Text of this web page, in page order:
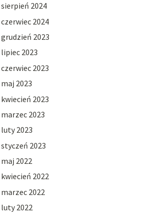
sierpień 2024
czerwiec 2024
grudzień 2023
lipiec 2023
czerwiec 2023
maj 2023
kwiecień 2023
marzec 2023
luty 2023
styczeń 2023
maj 2022
kwiecień 2022
marzec 2022
luty 2022